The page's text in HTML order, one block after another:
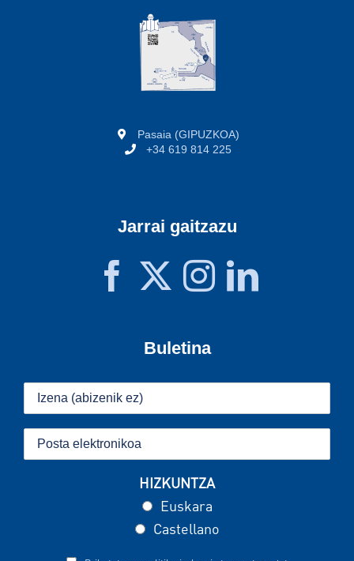
Pasaia (GIPUZKOA)
+34 619 814 225
Jarrai gaitzazu
Buletina
HIZKUNTZA
Euskara
Castellano